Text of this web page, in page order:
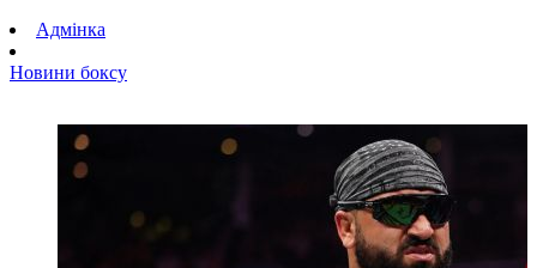
Адмінка
Новини боксу